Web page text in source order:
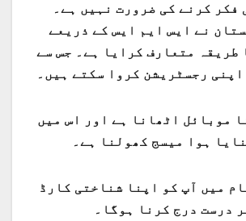
فکر کرنے کی ضرورت نہیں ہے۔
نے ایس ایم ایس کے ذریعے
طریقہ متعارف کرایا ہے۔ جس سے
رجسٹریشن کروا سکتے ہیں۔
موبائل اٹھانا ہے اور اس میں
ہوا میسج کھولنا ہے۔
میں آپ کو اپنا شناختی کارڈ
درست درج کرنا ہوگا۔